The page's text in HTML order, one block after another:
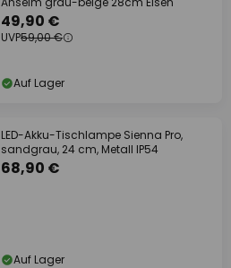
49,90 €
UVP59,00 €
Auf Lager
LED-Akku-Tischlampe Sienna Pro,
sandgrau, 24 cm, Metall IP54
68,90 €
Auf Lager